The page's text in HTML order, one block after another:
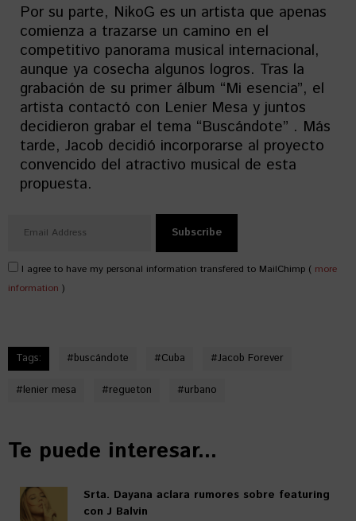
Por su parte, NikoG es un artista que apenas
comienza a trazarse un camino en el
competitivo panorama musical internacional,
aunque ya cosecha algunos logros. Tras la
grabación de su primer álbum “Mi esencia”, el
artista contactó con Lenier Mesa y juntos
decidieron grabar el tema “Buscándote” . Más
tarde, Jacob decidió incorporarse al proyecto
convencido del atractivo musical de esta
propuesta.
I agree to have my personal information transfered to MailChimp ( more
information )
Tags: #buscándote #Cuba #Jacob Forever
#lenier mesa #regueton #urbano
Te puede interesar...
Srta. Dayana aclara rumores sobre featuring
con J Balvin